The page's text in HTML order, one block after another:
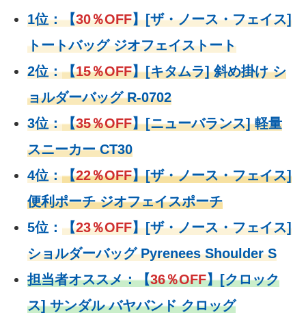
1位：【30％OFF】[ザ・ノース・フェイス]
トートバッグ ジオフェイストート
2位：【15％OFF】[キタムラ] 斜め掛け シ
ョルダーバッグ R-0702
3位：【35％OFF】[ニューバランス] 軽量
スニーカー CT30
4位：【22％OFF】[ザ・ノース・フェイス]
便利ポーチ ジオフェイスポーチ
5位： 【23％OFF】[ザ・ノース・フェイス]
ショルダーバッグ Pyrenees Shoulder S
担当者オススメ：【36％OFF】[クロック
ス] サンダル バヤバンド クロッグ